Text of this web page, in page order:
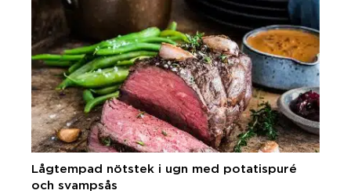
Lågtempad nötstek i ugn med potatispuré
och svampsås